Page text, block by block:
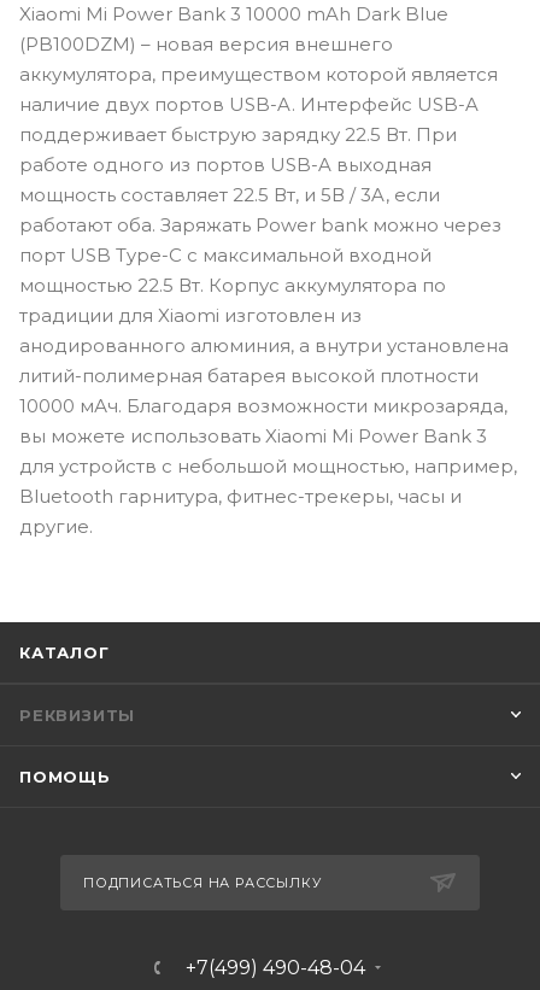
Xiaomi Mi Power Bank 3 10000 mAh Dark Blue
(PB100DZM) – новая версия внешнего
аккумулятора, преимуществом которой является
наличие двух портов USB-A. Интерфейс USB-A
поддерживает быструю зарядку 22.5 Вт. При
работе одного из портов USB-A выходная
мощность составляет 22.5 Вт, и 5В / 3A, если
работают оба. Заряжать Power bank можно через
порт USB Type-C с максимальной входной
мощностью 22.5 Вт. Корпус аккумулятора по
традиции для Xiaomi изготовлен из
анодированного алюминия, а внутри установлена
литий-полимерная батарея высокой плотности
10000 мАч. Благодаря возможности микрозаряда,
вы можете использовать Xiaomi Mi Power Bank 3
для устройств с небольшой мощностью, например,
Bluetooth гарнитура, фитнес-трекеры, часы и
другие.
КАТАЛОГ
РЕКВИЗИТЫ
ПОМОЩЬ
ПОДПИСАТЬСЯ НА РАССЫЛКУ
+7(499) 490-48-04